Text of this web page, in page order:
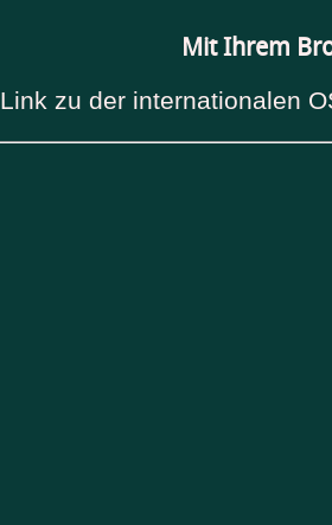
Mit Ihrem
Link zu der internationalen